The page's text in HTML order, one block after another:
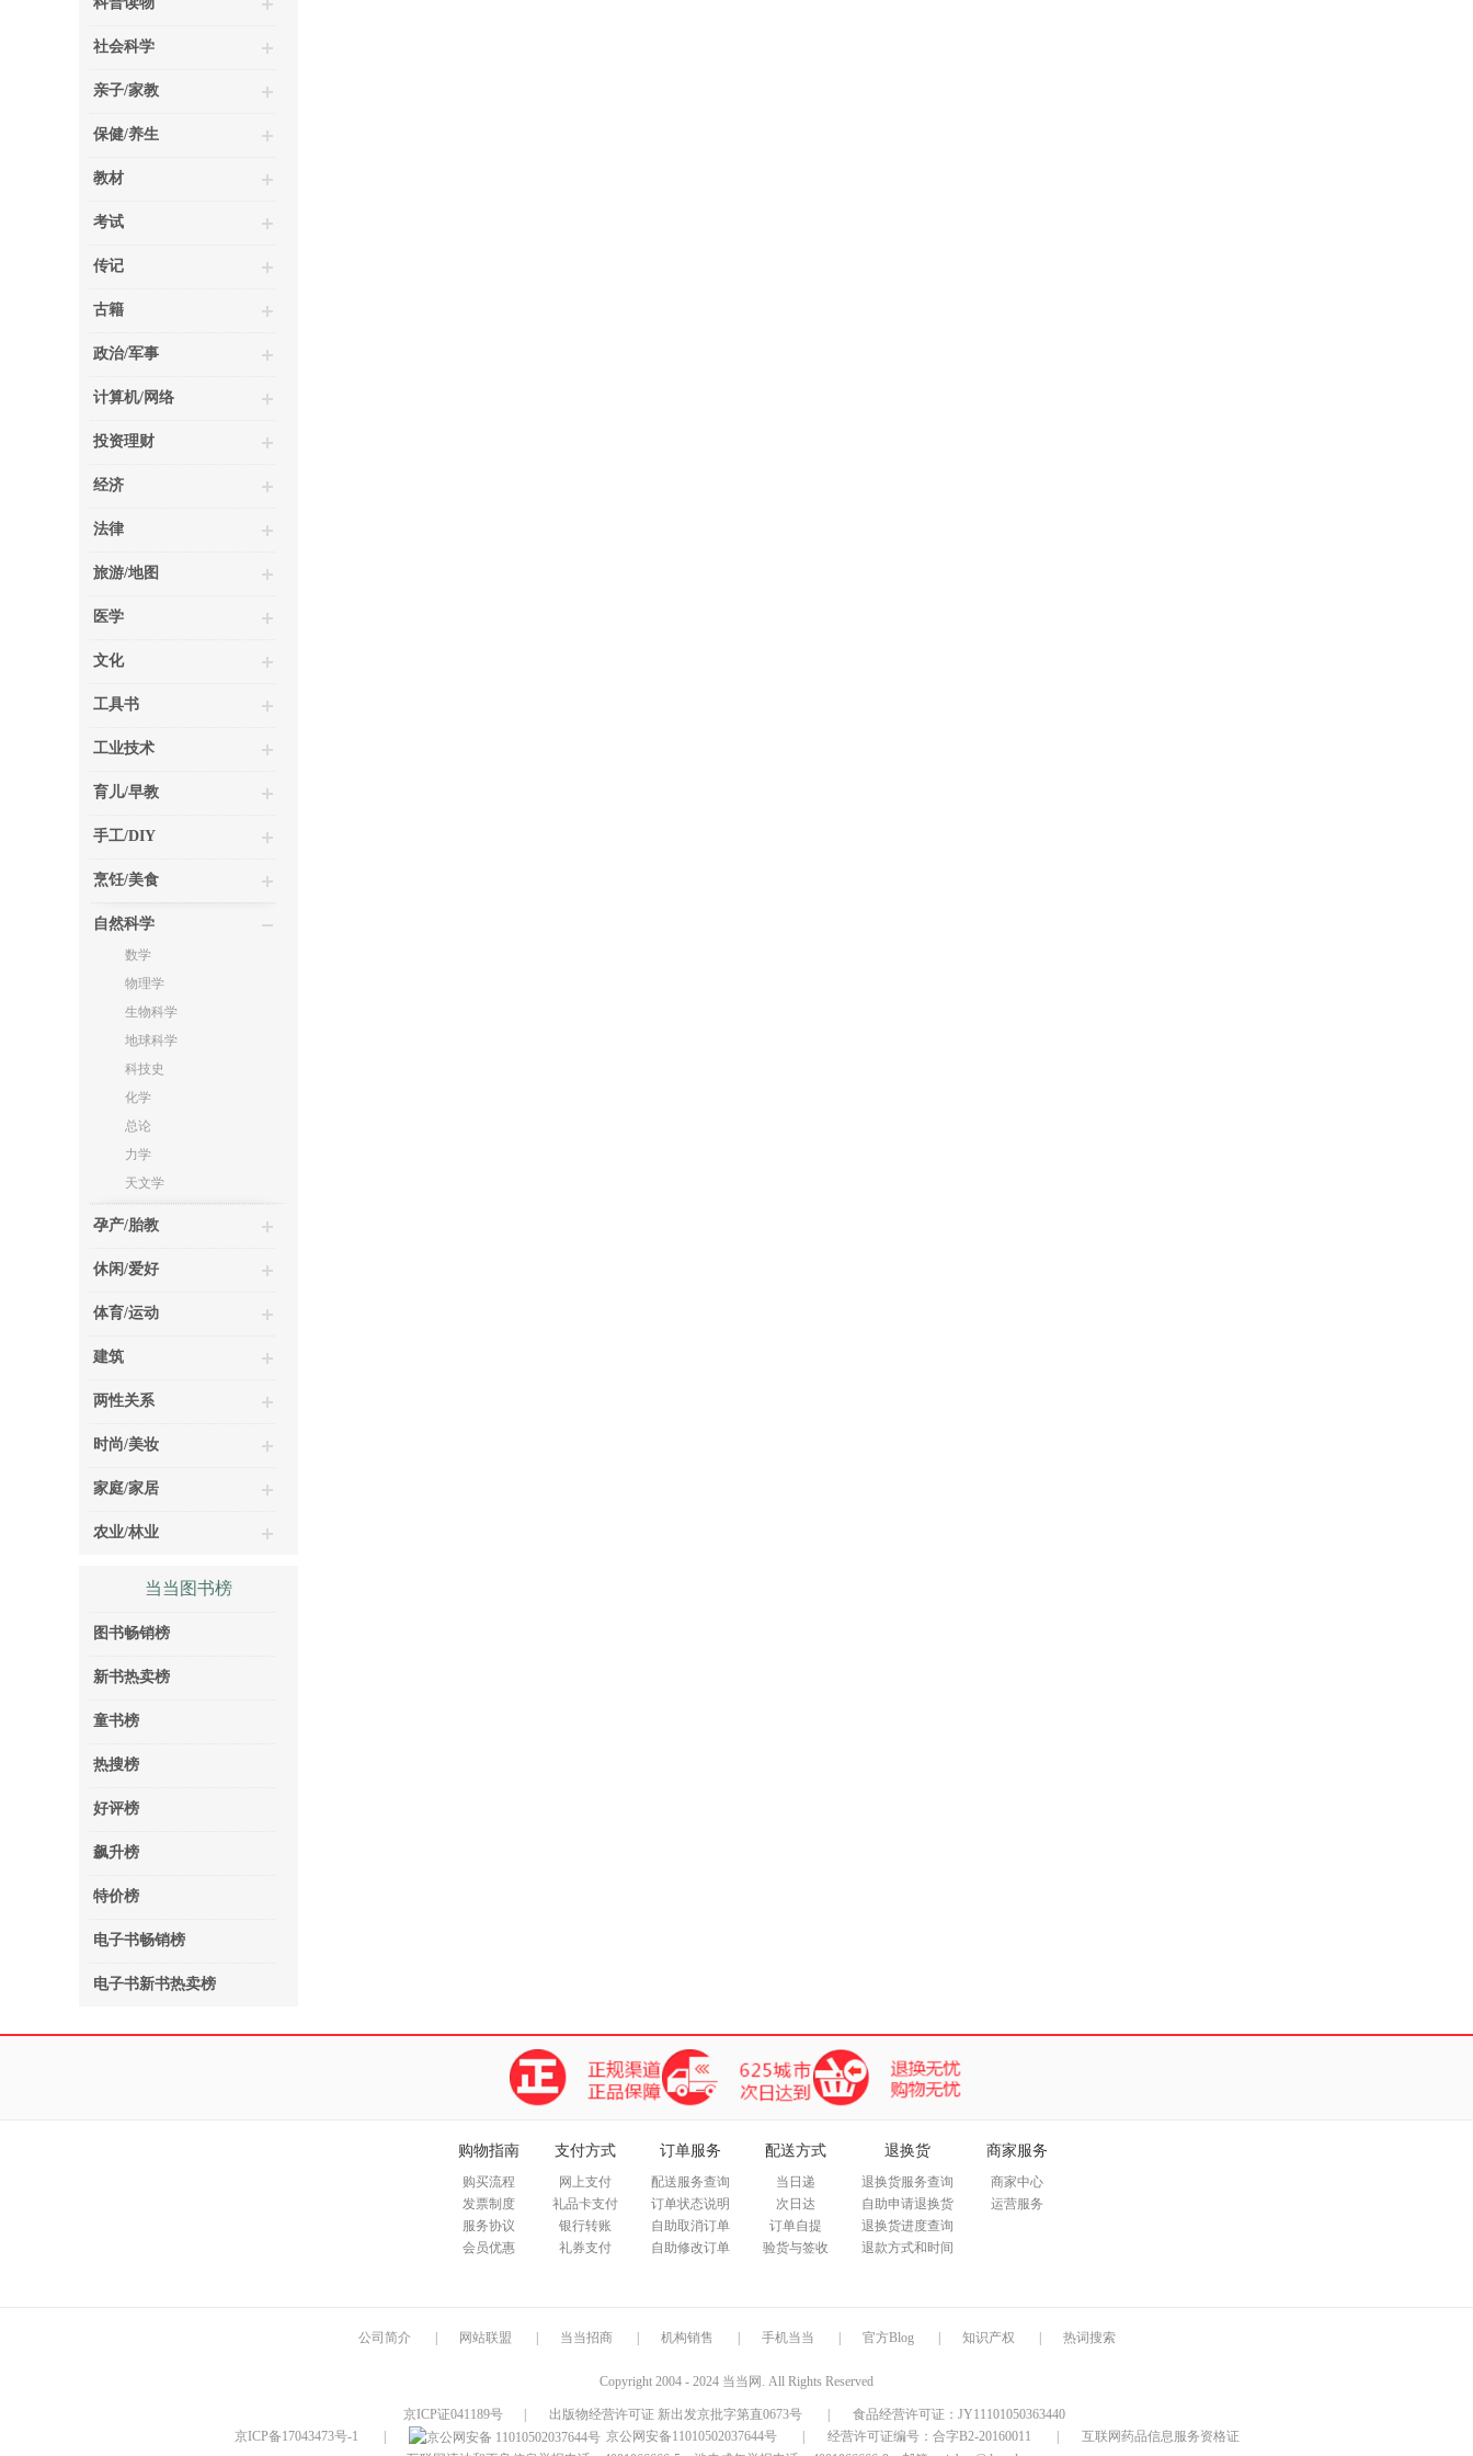
社会科学
亲子/家教
保健/养生
教材
考试
传记
古籍
政治/军事
计算机/网络
投资理财
经济
法律
旅游/地图
医学
文化
工具书
工业技术
育儿/早教
手工/DIY
烹饪/美食
自然科学
数学
物理学
生物科学
地球科学
科技史
化学
总论
力学
天文学
孕产/胎教
休闲/爱好
体育/运动
建筑
两性关系
时尚/美妆
家庭/家居
农业/林业
当当图书榜
图书畅销榜
新书热卖榜
童书榜
热搜榜
好评榜
飙升榜
特价榜
电子书畅销榜
电子书新书热卖榜
购物指南
购买流程
发票制度
服务协议
会员优惠
支付方式
网上支付
礼品卡支付
银行转账
礼券支付
订单服务
配送服务查询
订单状态说明
自助取消订单
自助修改订单
配送方式
当日递
次日达
订单自提
验货与签收
退换货
退换货服务查询
自助申请退换货
退换货进度查询
退款方式和时间
商家服务
商家中心
运营服务
公司简介 网站联盟 当当招商 机构销售 手机当当 官方Blog 知识产权 热词搜索
Copyright 2004 - 2024 当当网. All Rights Reserved
京ICP证041189号 出版物经营许可证 新出发京批字第直0673号
食品经营许可证：JY11101050363440
京ICP备17043473号-1
京公网安备11010502037644号 经营许可证编号：合字B2-20160011
互联网药品信息服务资格证